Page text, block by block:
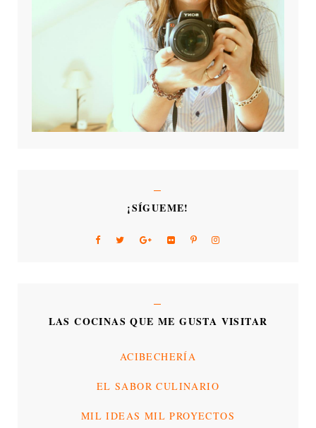
¡SÍGUEME!
LAS COCINAS QUE ME GUSTA VISITAR
ACIBECHERÍA
EL SABOR CULINARIO
MIL IDEAS MIL PROYECTOS